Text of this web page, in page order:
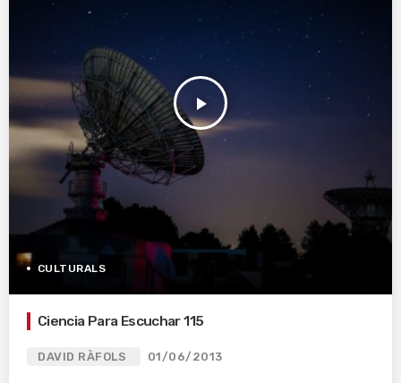
play_arrow
CULTURALS
Ciencia Para Escuchar 115
DAVID RÀFOLS 01/06/2013